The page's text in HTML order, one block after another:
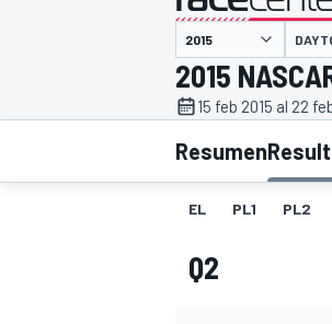
INDYCAR
2015
15 feb 2015 al 22
Resumen
EL PL1 PL2
Q2